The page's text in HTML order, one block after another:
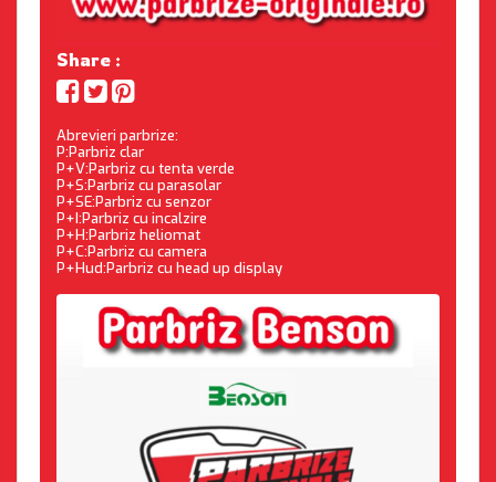
Share :
Abrevieri parbrize:
P:Parbriz clar
P+V:Parbriz cu tenta verde
P+S:Parbriz cu parasolar
P+SE:Parbriz cu senzor
P+I:Parbriz cu incalzire
P+H:Parbriz heliomat
P+C:Parbriz cu camera
P+Hud:Parbriz cu head up display